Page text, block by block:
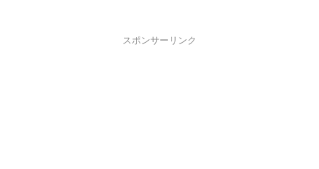
スポンサーリンク